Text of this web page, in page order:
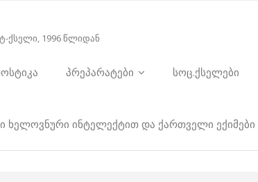
ქსელი, 1996 წლიდან
პრეპარატები სოც.ქსელები
ხელოვნური ინტელექტით და ქართველი